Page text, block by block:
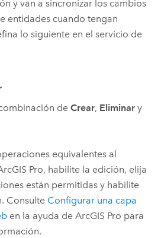
y van a sincronizar los cambios
entidades cuando tengan
lo siguiente en el servicio de
deCrear, Eliminar y
equivalentes al
Pro, habilite la edición, elija
están permitidas y habilite
Consulte Configurar una capa
en la ayuda deArcGIS Pro para